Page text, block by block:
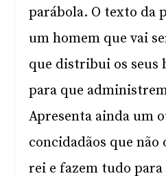
parábola. O texto da
um homem que vai
que distribui os seus
para que
Apresenta ainda um
concidadãos que não
rei e fazem tudo